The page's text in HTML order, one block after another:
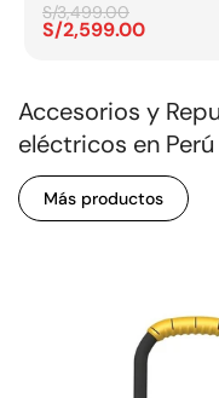
Precio
S/2,599.00
Precio
S/3,499.00
Accesorios y
eléctricos en Perú
Más productos